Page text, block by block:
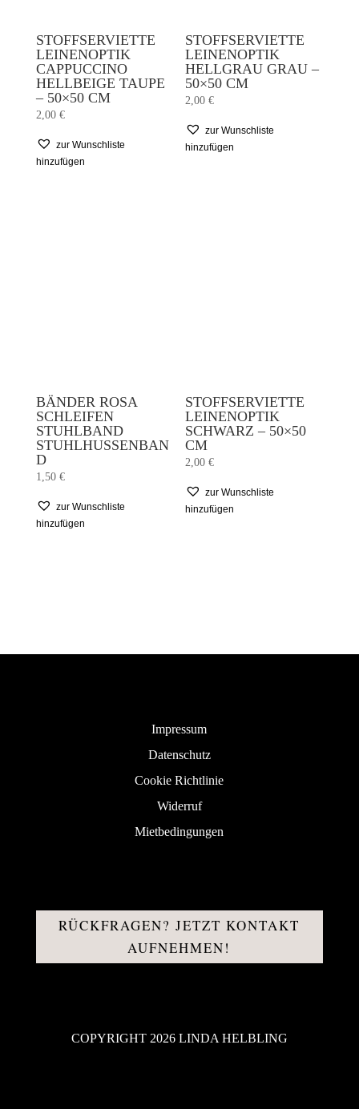
STOFFSERVIETTE
LEINENOPTIK
CAPPUCCINO
HELLBEIGE TAUPE
– 50×50 CM
2,00 €
zur Wunschliste
hinzufügen
STOFFSERVIETTE
LEINENOPTIK
HELLGRAU GRAU –
50×50 CM
2,00€
zur Wunschliste
hinzufügen
BÄNDER ROSA
SCHLEIFEN
STUHLBAND
STUHLHUSSENBAN
D
1,50 €
zur Wunschliste
hinzufügen
STOFFSERVIETTE
LEINENOPTIK
SCHWARZ – 50×50
CM
2,00€
zur Wunschliste
hinzufügen
Impressum
Datenschutz
Cookie Richtlinie
Widerruf
Mietbedingungen
RÜCKFRAGEN? JETZT KONTAKT
AUFNEHMEN!
COPYRIGHT 2026 LINDA HELBLING